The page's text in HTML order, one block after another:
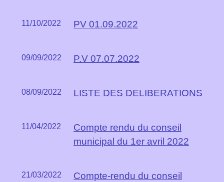
11/10/2022 PV 01.09.2022
09/09/2022 P.V 07.07.2022
08/09/2022 LISTE DES DELIBERATIONS
11/04/2022
Compte rendu du conseil
municipal du 1er avril 2022
21/03/2022
Compte-rendu du conseil